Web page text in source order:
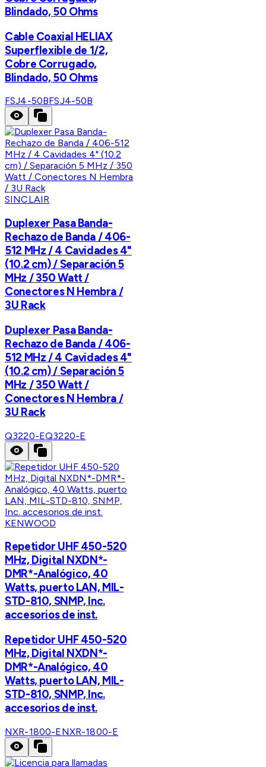
Blindado, 50 Ohms
Cable Coaxial HELIAX
Superflexible de 1/2,
Cobre Corrugado,
Blindado, 50 Ohms
FSJ4-50BFSJ4-50B
SINCLAIR
Duplexer Pasa Banda-
Rechazo de Banda / 406-
512 MHz / 4 Cavidades 4"
(10.2 cm) / Separación 5
MHz / 350 Watt /
Conectores N Hembra /
3U Rack
Duplexer Pasa Banda-
Rechazo de Banda / 406-
512 MHz / 4 Cavidades 4"
(10.2 cm) / Separación 5
MHz / 350 Watt /
Conectores N Hembra /
3U Rack
Q3220-EQ3220-E
KENWOOD
Repetidor UHF 450-520
MHz, Digital NXDN*-
DMR*-Analógico, 40
Watts, puerto LAN, MIL-
STD-810, SNMP, Inc.
accesorios de inst.
Repetidor UHF 450-520
MHz, Digital NXDN*-
DMR*-Analógico, 40
Watts, puerto LAN, MIL-
STD-810, SNMP, Inc.
accesorios de inst.
NXR-1800-ENXR-1800-E